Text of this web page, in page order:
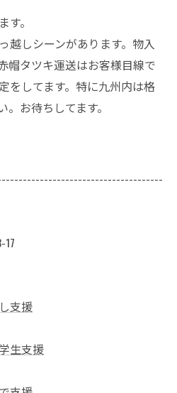
。
越しシーンがあります。物入
帽タツキ運送はお客様目線で
をしてます。特に九州内は格
お待ちしてます。
支援
生支援